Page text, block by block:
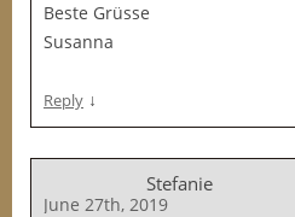
Beste Grüsse
Susanna
Reply ↓
Stefanie
June 27th, 2019